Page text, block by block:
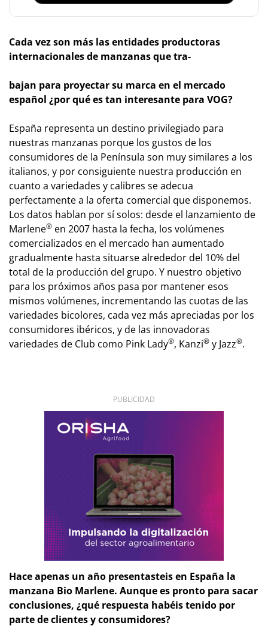
Cada vez son más las entidades productoras
internacionales de manzanas que tra-
bajan para proyectar su marca en el mercado
español ¿por qué es tan interesante para VOG?
España representa un destino privilegiado para
nuestras manzanas porque los gustos de los
consumidores de la Península son muy similares a los
italianos, y por consiguiente nuestra producción en
cuanto a variedades y calibres se adecua
perfectamente a la oferta comercial que disponemos.
Los datos hablan por sí solos: desde el lanzamiento de
Marlene® en 2007 hasta la fecha, los volúmenes
comercializados en el mercado han aumentado
gradualmente hasta situarse alrededor del 10% del
total de la producción del grupo. Y nuestro objetivo
para los próximos años pasa por mantener esos
mismos volúmenes, incrementando las cuotas de las
variedades bicolores, cada vez más apreciadas por los
consumidores ibéricos, y de las innovadoras
variedades de Club como Pink Lady®, Kanzi® y Jazz®.
PUBLICIDAD
Hace apenas un año presentasteis en España la
manzana Bio Marlene. Aunque es pronto para sacar
conclusiones, ¿qué respuesta habéis tenido por
parte de clientes y consumidores?